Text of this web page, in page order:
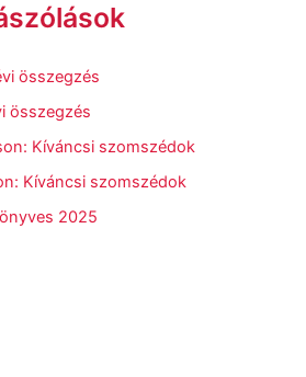
összegzés
összegzés
Kíváncsi szomszédok
Kíváncsi szomszédok
2025